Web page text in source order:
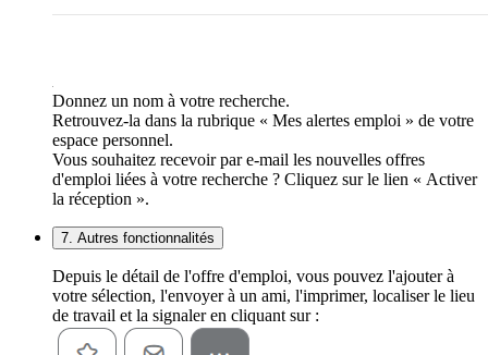
Donnez un nom à votre recherche.
Retrouvez-la dans la rubrique « Mes alertes emploi » de votre
espace personnel.
Vous souhaitez recevoir par e-mail les nouvelles offres
d'emploi liées à votre recherche ? Cliquez sur le lien « Activer
la réception ».
7. Autres fonctionnalités
Depuis le détail de l'offre d'emploi, vous pouvez l'ajouter à
votre sélection, l'envoyer à un ami, l'imprimer, localiser le lieu
de travail et la signaler en cliquant sur :